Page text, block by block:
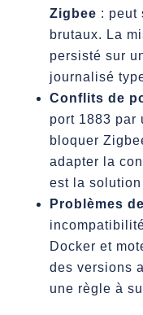
Zigbee : peut
brutaux. La
persisté sur
journalisé
Conflits de
port 1883 par
bloquer
adapter la
est la
Problèmes
Docker et
des versions
une règle à